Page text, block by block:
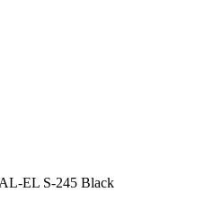
EL S-245 Black